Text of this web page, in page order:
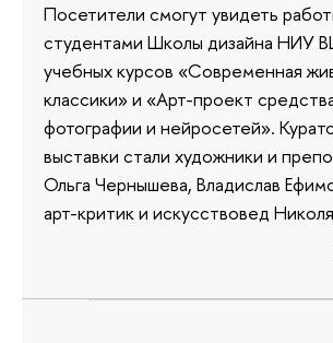
Посетители смогут увидеть
студентами Школы дизайна НИУ
учебных курсов «Современная
классики» и «Арт-проект
фотографии и нейросетей».
выставки стали художники и
Ольга Чернышева, Владислав
арт-критик и искусствовед